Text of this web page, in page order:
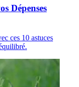
Dépenses
ces 10 astuces